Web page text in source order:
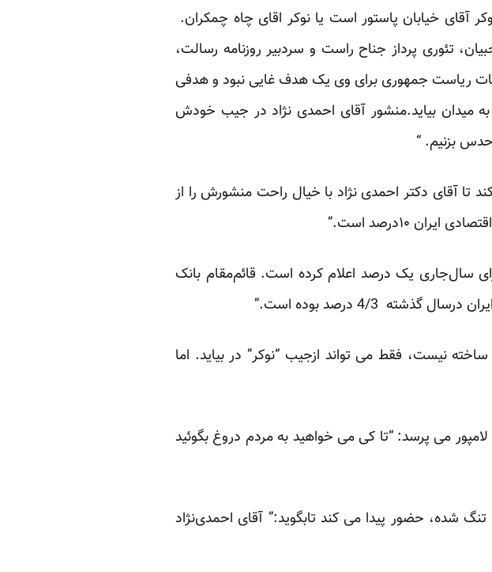
آقای خیابان پاستور است یا نوکر اقای چاه چمکران.
تئوری پرداز جناح راست و سردبیر روزنامه رسالت،
ریاست جمهوری برای وی یک هدف غایی نبود و هدفی
سال 92 با تیم و کاندیدای خود به میدان بیاید.منشور آقای احمدی نژاد در جیب خودش
بزنیم. “
تا آقای دکتر احمدی نژاد با خیال راحت منشورش را از
۱۰درصد است.”
رشد اقتصادی ایران را، برای سال ۸۹ صفر ‌و ‌برای سال‌جاری یک درصد اعلام کرده است. قائم‌مقام بانک
4/3 درصد بوده است.”
نیست، فقط می تواند ازجیب “نوکر” در بیاید. اما
می پرسد: “تا کی می خواهید به مردم دروغ بگوئید
شده، حضور پیدا می کند تابگوید:” آقای احمدی‌نژاد